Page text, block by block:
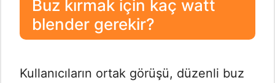
Buz kırmak için kaç watt
blender gerekir?
Kullanıcıların ortak görüşü, düzenli buz